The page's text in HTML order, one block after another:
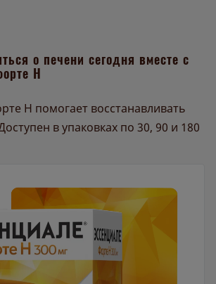
о печени сегодня вместе с
Н
Н помогает восстанавливать
в упаковках по 30, 90 и 180